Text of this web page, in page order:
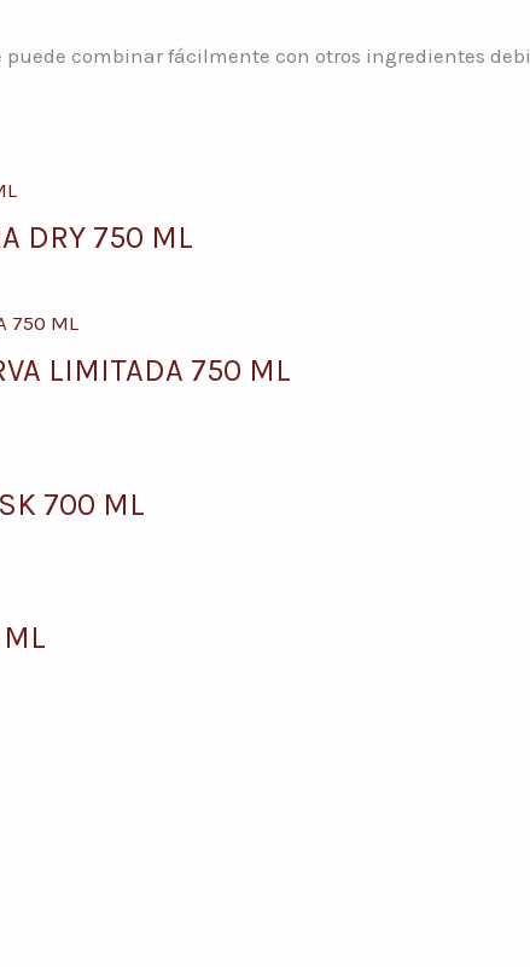
combinar fácilmente con otros ingredientes
DRY 750 ML
LIMITADA 750 ML
700 ML